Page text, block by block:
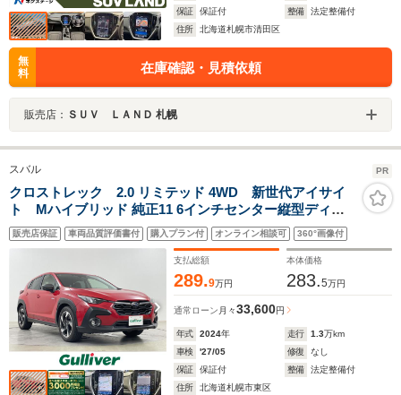
保証
保証付 整備
法定整備付
住所
北海道札幌市清田区
無
料
在庫確認・見積依頼
販売店： ＳＵＶ ＬＡＮＤ 札幌
スバル PR
クロストレック 2.0 リミテッド 4WD 新世代アイサイ
ト Mハイブリッド 純正11 6インチセンター縦型ディス
プレイ フルセグTV Bluetoothオーディオ USB 全方位カ
メラ ステアリングヒーター レーダークルーズコントロー
販売店保証 車両品質評価書付 購入プラン付 オンライン相談可 360°画像付
支払総額
289.9万円
本体価格
283.5万円
通常ローン 月々33,600円
年式 2024年 走行 1.3万km
車検
'27/05 修復
なし
保証
保証付 整備
法定整備付
住所
北海道札幌市東区